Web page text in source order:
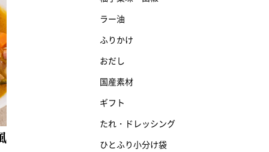
ラー油
ふりかけ
おだし
国産素材
ギフト
たれ・ドレッシング
ひとふり小分け袋